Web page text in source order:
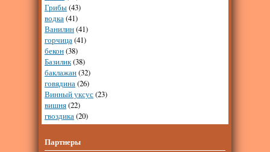
Грибы(43)
водка(41)
Ванилин(41)
горчица(41)
бекон(38)
Базилик(38)
баклажан(32)
говядина(26)
Винный уксус(23)
вишня(22)
гвоздика(20)
Партнеры